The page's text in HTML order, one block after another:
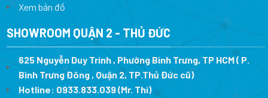
Xem bản đồ
SHOWROOM QUẬN 2 - THỦ ĐỨC
625 Nguyễn Duy Trinh , Phường Bình Trưng, TP HCM ( P.
Bình Trưng Đông , Quận 2, TP.Thủ Đức cũ)
Hotline: 0933.833.039(Mr. Thi)